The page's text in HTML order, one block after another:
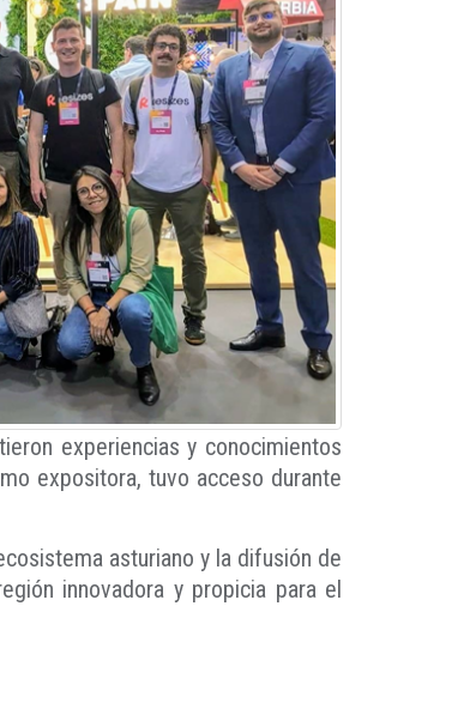
experiencias y conocimientos
expositora, tuvo acceso durante
asturiano y la difusión de
innovadora y propicia para el